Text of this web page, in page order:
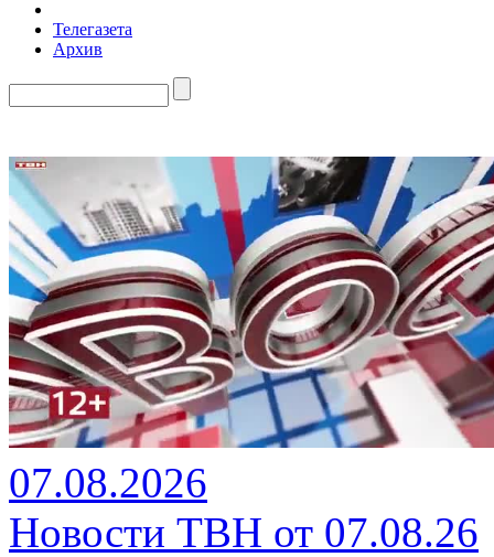
Телегазета
Архив
07.08.2026
Новости ТВН от 07.08.26